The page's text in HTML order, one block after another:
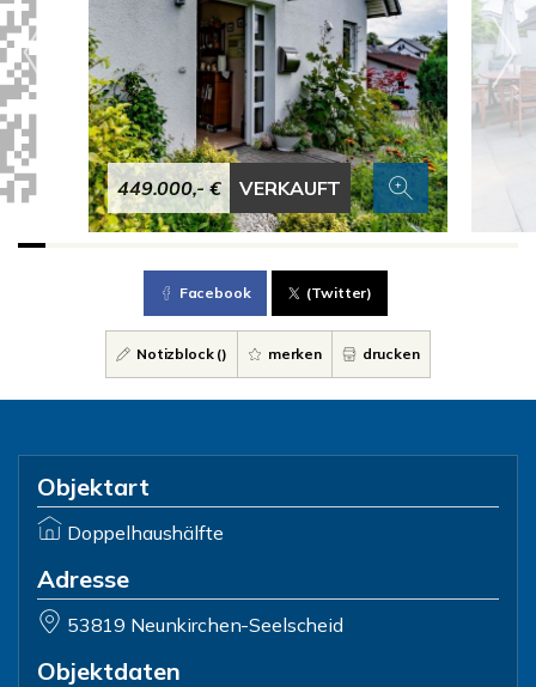
449.000,- € VERKAUFT
Facebook (Twitter)
Notizblock () merken drucken
Objektart
Doppelhaushälfte
Adresse
53819 Neunkirchen-Seelscheid
Objektdaten